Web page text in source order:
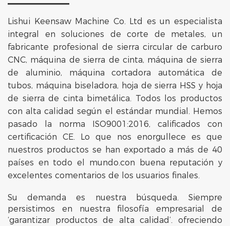
Lishui Keensaw Machine Co. Ltd es un especialista
integral en soluciones de corte de metales, un
fabricante profesional de sierra circular de carburo
CNC, máquina de sierra de cinta, máquina de sierra
de aluminio, máquina cortadora automática de
tubos, máquina biseladora, hoja de sierra HSS y hoja
de sierra de cinta bimetálica. Todos los productos
con alta calidad según el estándar mundial. Hemos
pasado la norma ISO9001:2016, calificados con
certificación CE. Lo que nos enorgullece es que
nuestros productos se han exportado a más de 40
países en todo el mundo.con buena reputación y
excelentes comentarios de los usuarios finales.
Su demanda es nuestra búsqueda. Siempre
persistimos en nuestra filosofía empresarial de
‘garantizar productos de alta calidad’. ofreciendo